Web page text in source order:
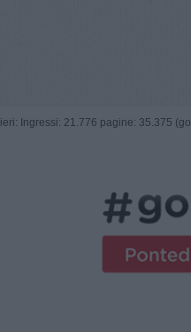
ieri: Ingressi: 21.776 pagine: 35.375